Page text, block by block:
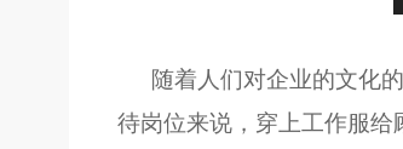
随着人们对企业的文化
待岗位来说，穿上工作服